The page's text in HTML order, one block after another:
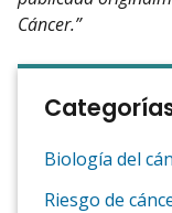
Cáncer.”
Biología del
Riesgo de